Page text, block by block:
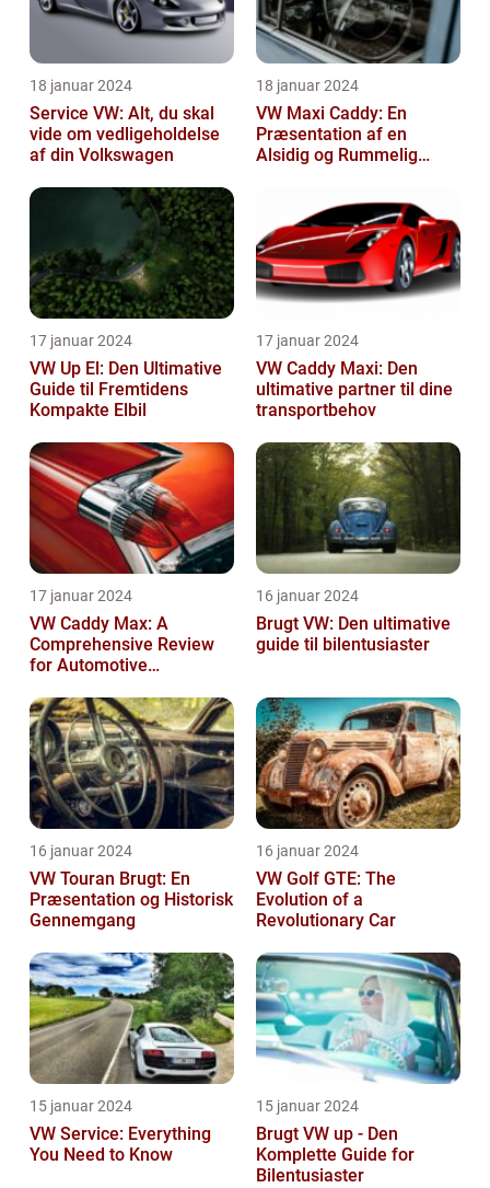
18 januar 2024
Service VW: Alt, du skal
vide om vedligeholdelse
af din Volkswagen
18 januar 2024
VW Maxi Caddy: En
Præsentation af en
Alsidig og Rummelig
17 januar 2024
VW Up El: Den Ultimative
Guide til Fremtidens
Kompakte Elbil
17 januar 2024
VW Caddy Maxi: Den
ultimative partner til dine
transportbehov
17 januar 2024
VW Caddy Max: A
Comprehensive Review
for Automotive
16 januar 2024
Brugt VW: Den ultimative
guide til bilentusiaster
16 januar 2024
VW Touran Brugt: En
Præsentation og Historisk
Gennemgang
16 januar 2024
VW Golf GTE: The
Evolution of a
Revolutionary Car
15 januar 2024
VW Service: Everything
You Need to Know
15 januar 2024
Brugt VW up - Den
Komplette Guide for
Bilentusiaster